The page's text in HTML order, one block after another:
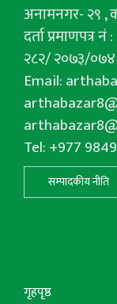
अनामनगर- २९ ,
दर्ता प्रमाणपत्र नं :
२८२/ २०७३/
Email:
Tel: +977
सम्पादकीय नीति
गृहपृष्ठ